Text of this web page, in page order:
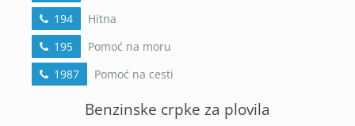
194
Hitna
195
Pomoć na moru
1987
Pomoć na cesti
Benzinske crpke za plovila